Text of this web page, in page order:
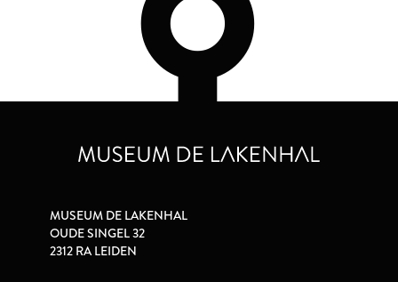
MUSEUM DE LAKENHAL
OUDE SINGEL 32
2312 RA LEIDEN